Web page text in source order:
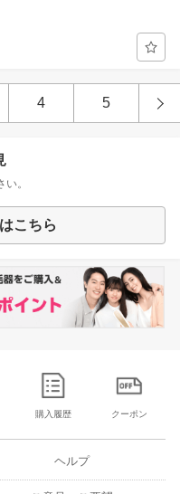
4 5
。
こちら
購入履歴 クーポン
ヘルプ